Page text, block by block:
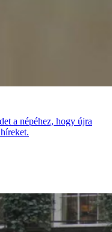
a népéhez, hogy újra